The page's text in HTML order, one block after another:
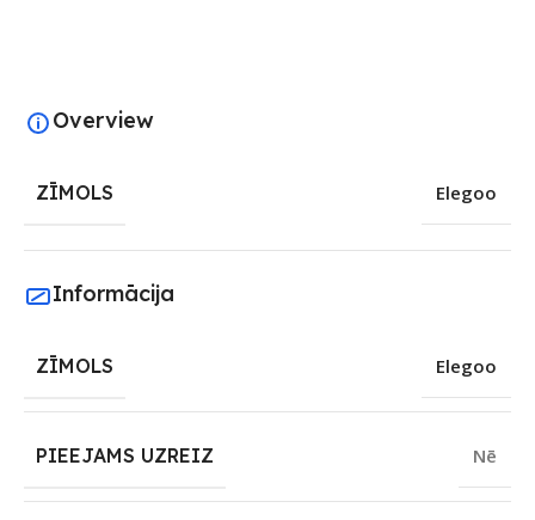
Overview
ZĪMOLS Elegoo
Informācija
ZĪMOLS Elegoo
PIEEJAMS UZREIZ Nē